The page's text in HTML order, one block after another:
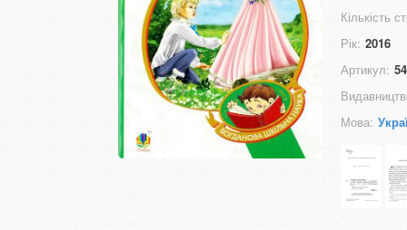
Кількість
Рік: 2016
Артикул:
Мова: